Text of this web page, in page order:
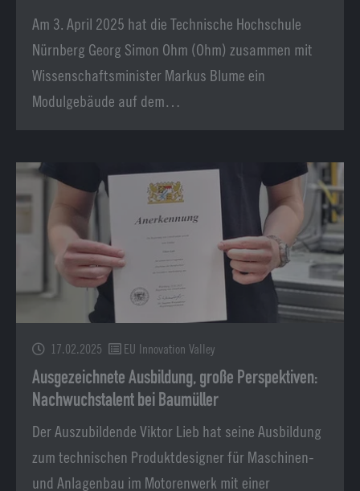
Am 3. April 2025 hat die Technische Hochschule
Nürnberg Georg Simon Ohm (Ohm) zusammen mit
Wissenschaftsminister Markus Blume ein
Modulgebäude auf dem…
17.02.2025 EU Innovation Valley
Ausgezeichnete Ausbildung, große Perspektiven:
Nachwuchstalent bei Baumüller
Der Auszubildende Viktor Lieb hat seine Ausbildung
zum technischen Produktdesigner für Maschinen-
und Anlagenbau im Motorenwerk mit einer